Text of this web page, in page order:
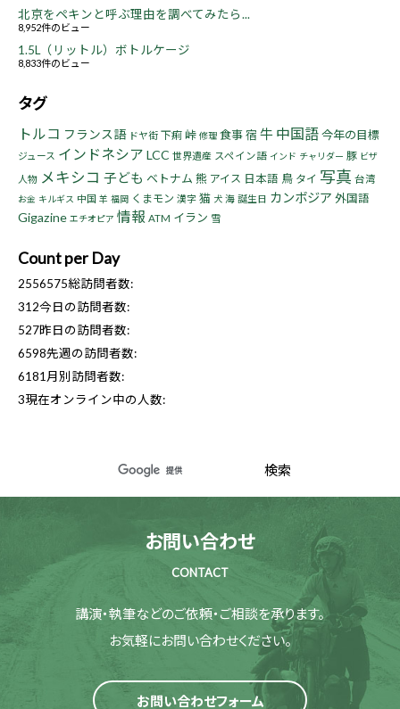
北京をペキンと呼ぶ理由を調べてみたら...
8,952件のビュー
1.5L（リットル）ボトルケージ
8,833件のビュー
タグ
トルコ フランス語 ドヤ街 下痢 峠 修理 食事宿 牛 中国語今年の目標
ジュース インドネシア LCC 世界遺産 スペイン語 インド チャリダー 豚 ビザ
人物 メキシコ 子ども ベトナム 熊 アイス 日本語 鳥 タイ 写真 台湾
お金 キルギス 中国 羊 福岡 くまモン 漢字 猫 犬 海 誕生日 カンボジア 外国語
Gigazine エチオピア 情報 ATM イラン 雪
Count per Day
2556575総訪問者数:
312今日の訪問者数:
527昨日の訪問者数:
6598先週の訪問者数:
6181 月別訪問者数:
3現在オンライン中の人数:
お問い合わせ
CONTACT
講演・執筆などのご依頼・ご相談を承ります。
お気軽にお問い合わせください。
お問い合わせフォーム